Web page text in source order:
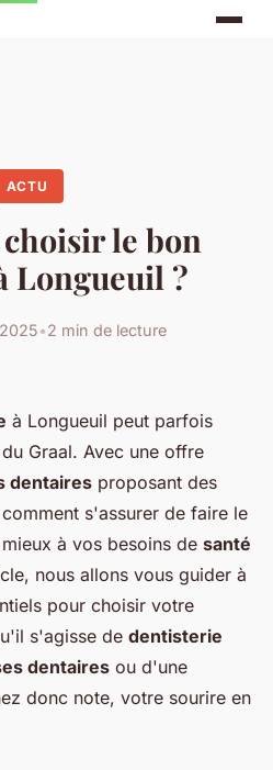
ACTU
le bon
Longueuil ?
•2 min de lecture
à Longueuil peut parfois
Graal. Avec une offre
dentaires proposant des
s'assurer de faire le
à vos besoins de santé
nous allons vous guider à
pour choisir votre
s'agisse de dentisterie
dentaires ou d'une
donc note, votre sourire en